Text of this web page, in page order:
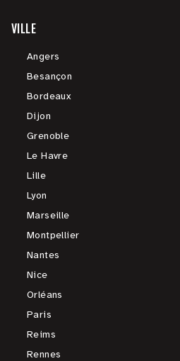
VILLE
Angers
Besançon
Bordeaux
Dijon
Grenoble
Le Havre
Lille
Lyon
Marseille
Montpellier
Nantes
Nice
Orléans
Paris
Reims
Rennes